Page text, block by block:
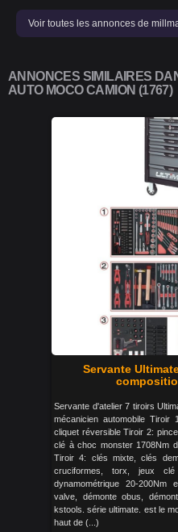
Voir toutes les annonces de
ANNONCES SIMILAIRES
AUTO MOCO CAMION (1767)
Servante
Servante d'atelier 7 tiroirs
mécanicien automobile
cliquet réversible Tiroir 2:
clé à choc monster 1708Nm
Tiroir 4: clés mixte, clés
cruciformes, torx, jeux
dynamométrique 20-200Nm
valve, démonte obus,
kstools. série ultimate. est le
haut de (...)